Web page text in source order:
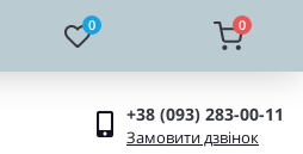
0 0
+38 (093) 283-00-11
Замовити дзвінок